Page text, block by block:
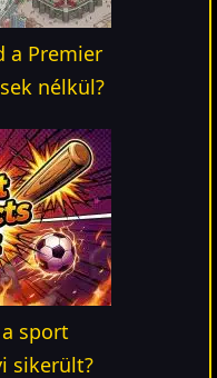
a Premier
nélkül?
sport
sikerült?